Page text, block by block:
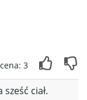
3
ciał.